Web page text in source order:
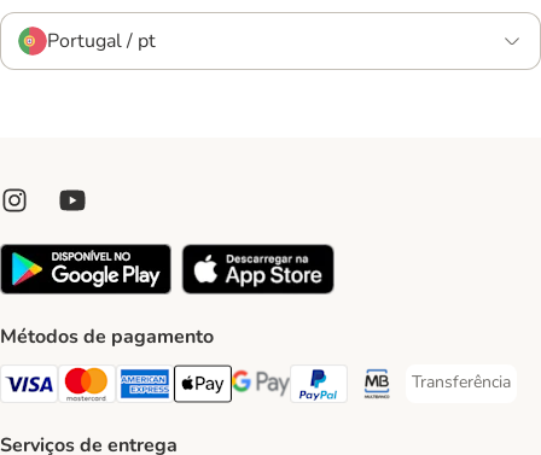
Portugal / pt
Métodos de pagamento
Visa Payment Method
Mastercard Payment Method
American Express Payment Method
Apple Pay Payment Method
Google Pay Payment Method
PayPal Payment Method
Multibanco Payment
Transferência
Transferência
Serviços de entrega